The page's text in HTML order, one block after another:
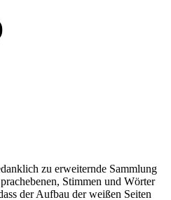
zu erweiternde Sammlung
Stimmen und Wörter
der Aufbau der weißen Seiten